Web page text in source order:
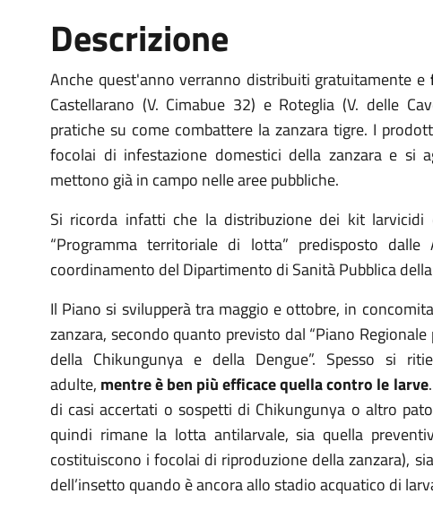
Descrizione
Anche quest'anno verranno distribuiti gratuitamente e
Castellarano (V. Cimabue 32) e Roteglia (V. delle
pratiche su come combattere la zanzara tigre. I
focolai di infestazione domestici della zanzara e si
mettono già in campo nelle aree pubbliche.
Si ricorda infatti che la distribuzione dei kit
“Programma territoriale di lotta” predisposto
coordinamento del Dipartimento di Sanità Pubblica
Il Piano si svilupperà tra maggio e ottobre, in
zanzara, secondo quanto previsto dal “Piano
della Chikungunya e della Dengue”. Spesso si
adulte, mentre è ben più efficace quella contro le larve
di casi accertati o sospetti di Chikungunya o altro
quindi rimane la lotta antilarvale, sia quella
costituiscono i focolai di riproduzione della zanzara),
dell’insetto quando è ancora allo stadio acquatico di